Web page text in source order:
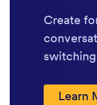
Create
Learn